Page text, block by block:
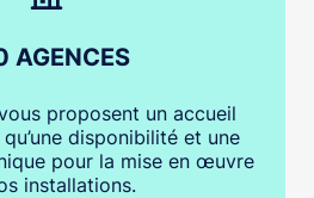
AGENCES
proposent un accueil
disponibilité et une
pour la mise en œuvre
installations.